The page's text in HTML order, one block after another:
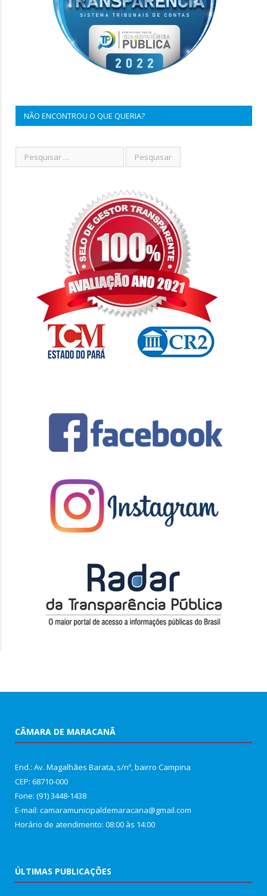
NÃO ENCONTROU O QUE QUERIA?
CÂMARA DE MARACANÃ
End.: Av. Magalhães Barata, s/nº, bairro Campina
CEP: 68710-000
Fone: (91) 3448-1438
E-mail: camaramunicipaldemaracana@gmail.com
Horário de atendimento: 08:00 às 14:00
ÚLTIMAS PUBLICAÇÕES